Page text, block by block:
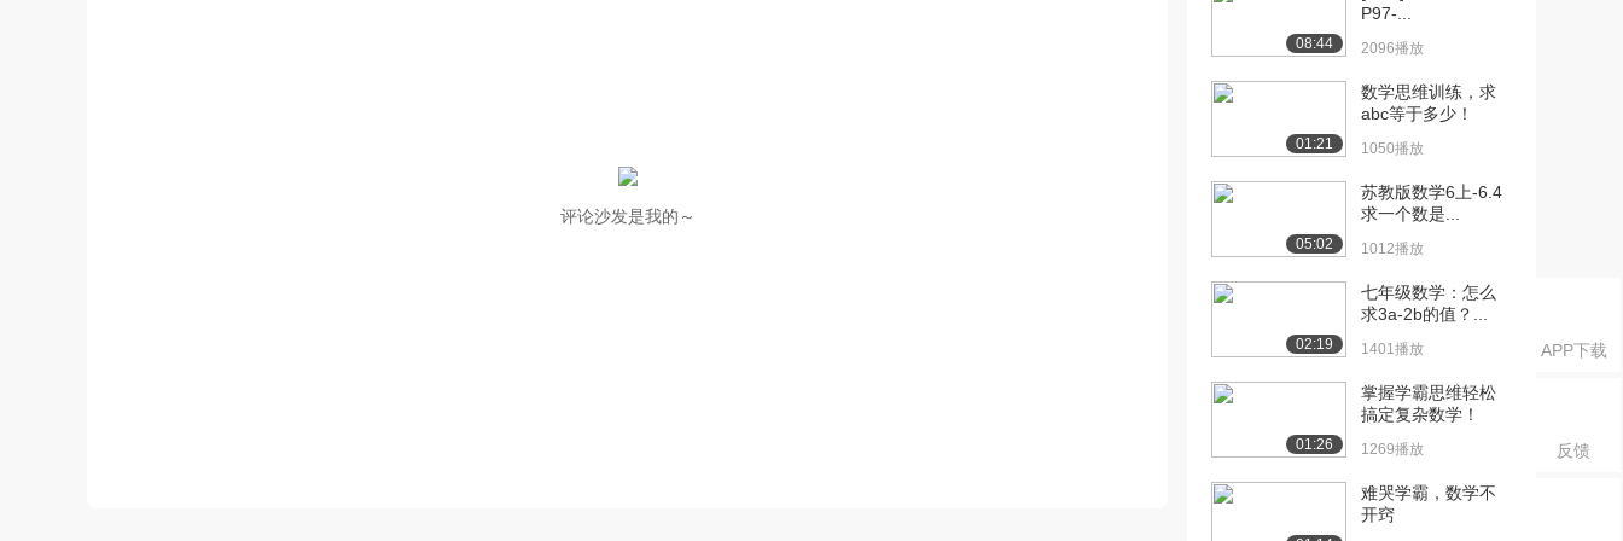
APP下载
反馈
评论沙发是我的～
08:44
P97-...
2096播放
01:21
数学思维训练，求
abc等于多少！
1050播放
05:02
苏教版数学6上-6.4
求一个数是...
1012播放
02:19
七年级数学：怎么
求3a-2b的值？...
1401播放
01:26
掌握学霸思维轻松
搞定复杂数学！
1269播放
难哭学霸，数学不
开窍